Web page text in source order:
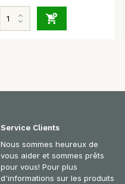
Service Clients
Nous sommes heureux de
vous aider et sommes prêts
pour vous! Pour plus
d'informations sur les produits